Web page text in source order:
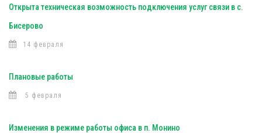
Открыта техническая возможность подключения услуг связи в с.
Бисерово
14 февраля
Плановые работы
5 февраля
Изменения в режиме работы офиса в п. Монино